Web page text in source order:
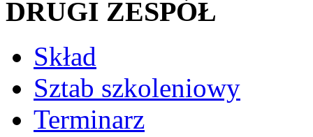
DRUGI ZESPÓŁ
Skład
Sztab szkoleniowy
Terminarz